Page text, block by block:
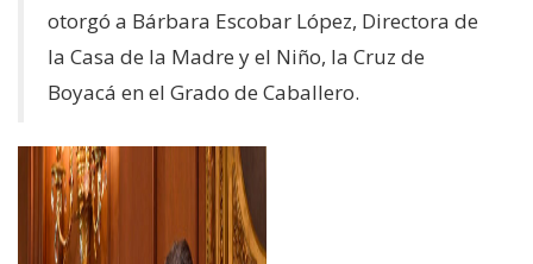
Nuestros Colaboradores
Entérate
Historias
otorgó a Bárbara Escobar López, Directora de
la Casa de la Madre y el Niño, la Cruz de
Boyacá en el Grado de Caballero.